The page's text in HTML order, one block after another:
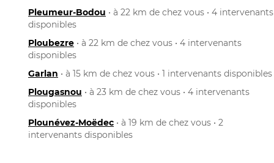
Pleumeur-Bodou • à 22 km de chez vous • 4 intervenants
disponibles
Ploubezre • à 22 km de chez vous • 4 intervenants
disponibles
Garlan • à 15 km de chez vous • 1 intervenants disponibles
Plougasnou • à 23 km de chez vous • 4 intervenants
disponibles
Plounévez-Moëdec • à 19 km de chez vous • 2
intervenants disponibles